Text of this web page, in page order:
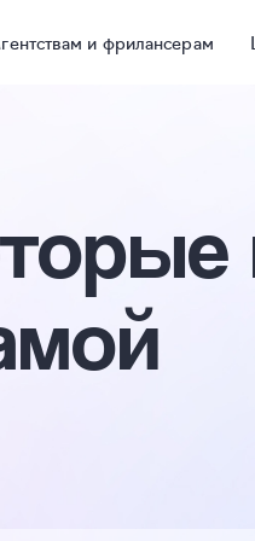
и фрилансерам